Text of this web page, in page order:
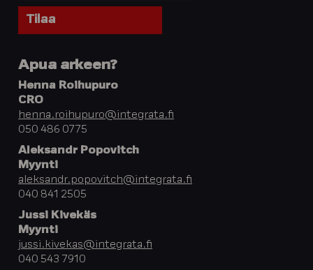
Apua arkeen?
Henna Roihupuro
CRO
henna.roihupuro@integrata.fi
050 486 0775
Aleksandr Popovitch
Myynti
aleksandr.popovitch@integrata.fi
040 841 2505
Jussi Kivekäs
Myynti
jussi.kivekas@integrata.fi
040 543 7910